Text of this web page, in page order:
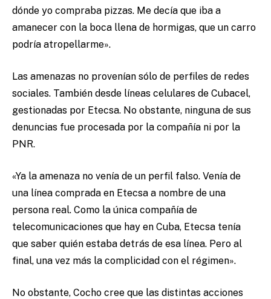
dónde yo compraba pizzas. Me decía que iba a
amanecer con la boca llena de hormigas, que un carro
podría atropellarme».
Las amenazas no provenían sólo de perfiles de redes
sociales. También desde líneas celulares de Cubacel,
gestionadas por Etecsa. No obstante, ninguna de sus
denuncias fue procesada por la compañía ni por la
PNR.
«Ya la amenaza no venía de un perfil falso. Venía de
una línea comprada en Etecsa a nombre de una
persona real. Como la única compañía de
telecomunicaciones que hay en Cuba, Etecsa tenía
que saber quién estaba detrás de esa línea. Pero al
final, una vez más la complicidad con el régimen».
No obstante, Cocho cree que las distintas acciones